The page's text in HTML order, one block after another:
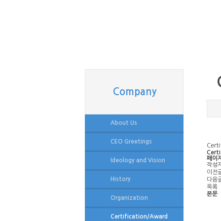
페이
작성
이전
다음
목록
본문
Company
About Us
CEO Greetings
Ideology and Vision
History
Organization
Certification/Award